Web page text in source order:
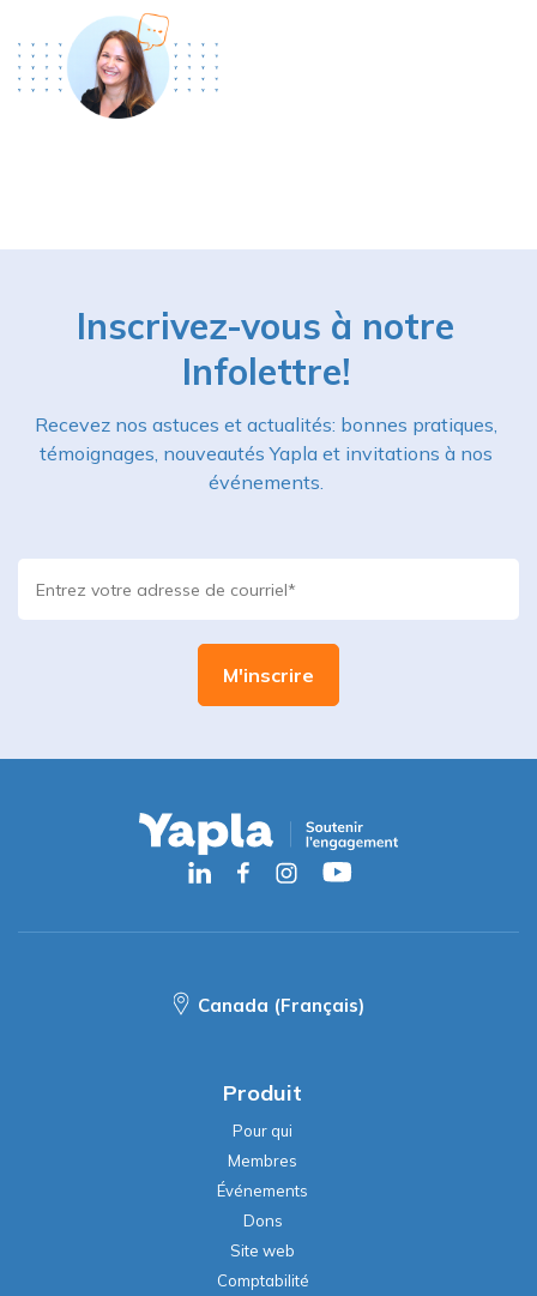
Inscrivez-vous à notre
Infolettre!
Recevez nos astuces et actualités: bonnes pratiques,
témoignages, nouveautés Yapla et invitations à nos
événements.
Canada (Français)
Produit
Pour qui
Membres
Événements
Dons
Site web
Comptabilité